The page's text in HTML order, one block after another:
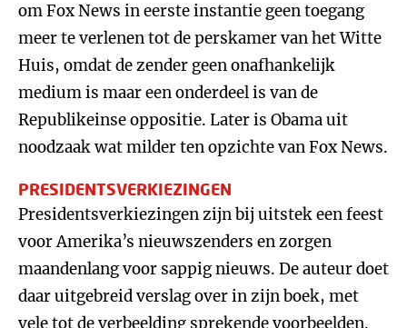
om Fox News in eerste instantie geen toegang
meer te verlenen tot de perskamer van het Witte
Huis, omdat de zender geen onafhankelijk
medium is maar een onderdeel is van de
Republikeinse oppositie. Later is Obama uit
noodzaak wat milder ten opzichte van Fox News.
PRESIDENTSVERKIEZINGEN
Presidentsverkiezingen zijn bij uitstek een feest
voor Amerika’s nieuwszenders en zorgen
maandenlang voor sappig nieuws. De auteur doet
daar uitgebreid verslag over in zijn boek, met
vele tot de verbeelding sprekende voorbeelden.